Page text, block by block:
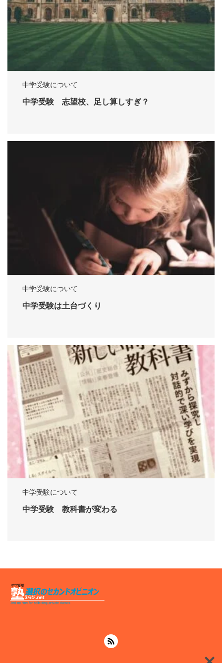
中学受験について
中学受験 志望校、足し算しすぎ？
中学受験について
中学受験は土台づくり
中学受験について
中学受験 教科書が変わる